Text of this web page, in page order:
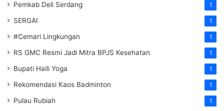
Pemkab Deli Serdang 1
SERGAI 1
#Cemari Lingkungan 1
RS GMC Resmi Jadi Mitra BPJS Kesehatan 1
Bupati Haili Yoga 1
Rekomendasi Kaos Badminton 1
Pulau Rubiah 1